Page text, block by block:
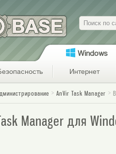
Windows
Интернет
AnVir Task Manager
Manager для